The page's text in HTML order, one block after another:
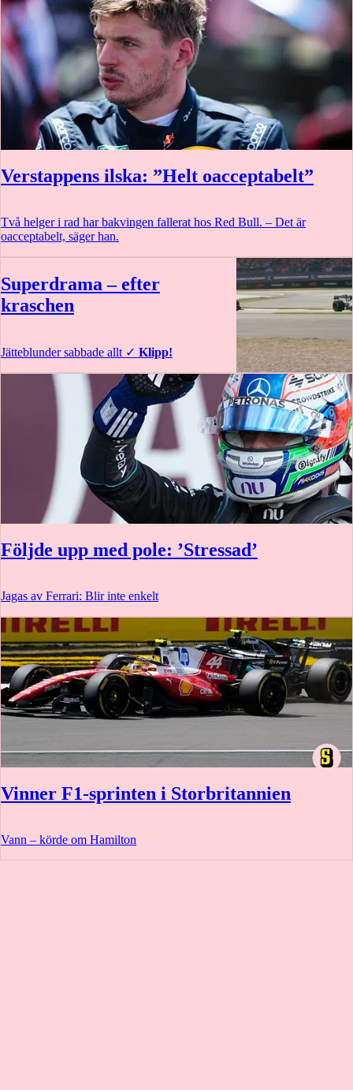
Verstappens ilska: ”Helt oacceptabelt”
Två helger i rad har bakvingen fallerat hos Red Bull. – Det är
oacceptabelt, säger han.
Superdrama – efter
kraschen
Jätteblunder sabbade allt ✓ Klipp!
Följde upp med pole: ’Stressad’
Jagas av Ferrari: Blir inte enkelt
Vinner F1-sprinten i Storbritannien
Vann – körde om Hamilton